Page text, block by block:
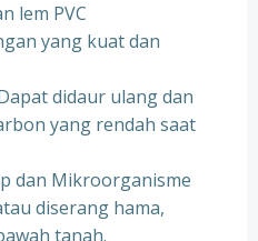
lem PVC
yang kuat dan
didaur ulang dan
yang rendah saat
dan Mikroorganisme
diserang hama,
tanah.